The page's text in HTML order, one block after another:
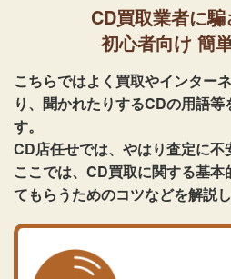
CD買取業者に騙
初心者向け 簡
こちらではよく買取やインター
り、聞かれたりするCDの用語
す。
CD店任せでは、やはり査定に不
ここでは、CD買取に関する基
てもらうためのコツなどを解説し